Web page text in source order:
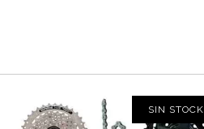
SIN STOCK